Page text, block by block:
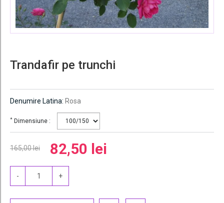
Trandafir pe trunchi
Denumire Latina: Rosa
* Dimensiune :
165,00 lei 82,50 lei
- +